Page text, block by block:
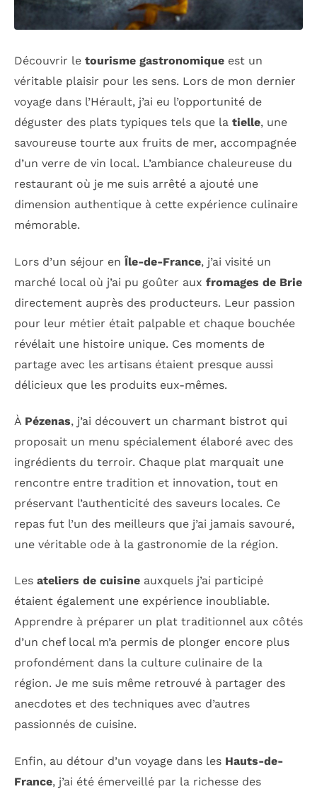
Découvrir le tourisme gastronomique est un
véritable plaisir pour les sens. Lors de mon dernier
voyage dans l’Hérault, j’ai eu l’opportunité de
déguster des plats typiques tels que la tielle, une
savoureuse tourte aux fruits de mer, accompagnée
d’un verre de vin local. L’ambiance chaleureuse du
restaurant où je me suis arrêté a ajouté une
dimension authentique à cette expérience culinaire
mémorable.
Lors d’un séjour en Île-de-France, j’ai visité un
marché local où j’ai pu goûter aux fromages de Brie
directement auprès des producteurs. Leur passion
pour leur métier était palpable et chaque bouchée
révélait une histoire unique. Ces moments de
partage avec les artisans étaient presque aussi
délicieux que les produits eux-mêmes.
À Pézenas, j’ai découvert un charmant bistrot qui
proposait un menu spécialement élaboré avec des
ingrédients du terroir. Chaque plat marquait une
rencontre entre tradition et innovation, tout en
préservant l’authenticité des saveurs locales. Ce
repas fut l’un des meilleurs que j’ai jamais savouré,
une véritable ode à la gastronomie de la région.
Les ateliers de cuisine auxquels j’ai participé
étaient également une expérience inoubliable.
Apprendre à préparer un plat traditionnel aux côtés
d’un chef local m’a permis de plonger encore plus
profondément dans la culture culinaire de la
région. Je me suis même retrouvé à partager des
anecdotes et des techniques avec d’autres
passionnés de cuisine.
Enfin, au détour d’un voyage dans les Hauts-de-
France, j’ai été émerveillé par la richesse des